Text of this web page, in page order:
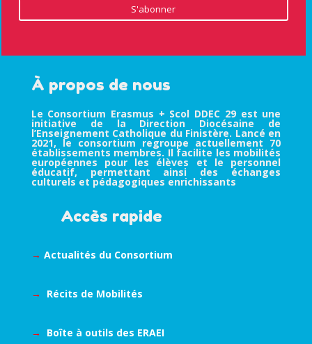
S'abonner
À propos de nous
Le Consortium Erasmus + Scol DDEC 29 est une
initiative de la Direction Diocésaine de
l’Enseignement Catholique du Finistère. Lancé en
2021, le consortium regroupe actuellement 70
établissements membres. Il facilite les mobilités
européennes pour les élèves et le personnel
éducatif, permettant ainsi des échanges
culturels et pédagogiques enrichissants
Accès rapide
→ Actualités du Consortium
→ Récits de Mobilités
→ Boîte à outils des ERAEI